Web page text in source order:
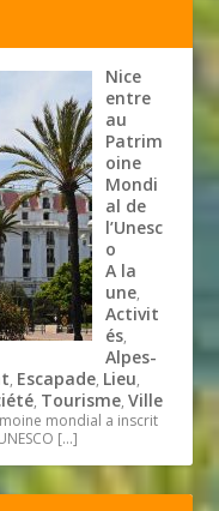
Nice
entre
au
Patrim
oine
Mondi
al de
l’Unesc
o
A la
une,
Activit
és,
Alpes-
, Escapade, Lieu,
, Tourisme,Ville
mondial a inscrit
[…]